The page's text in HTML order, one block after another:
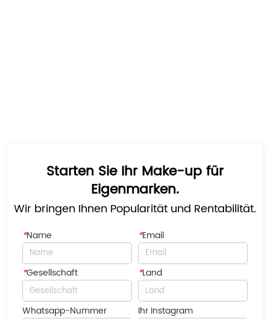
Starten Sie Ihr Make-up für
Eigenmarken.
Wir bringen Ihnen Popularität und Rentabilität.
*Name *Email
*Gesellschaft *Land
Whatsapp-Nummer Ihr Instagram